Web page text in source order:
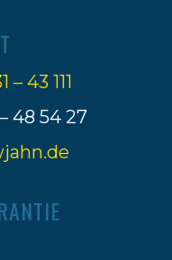
– 43 111
48 54 27